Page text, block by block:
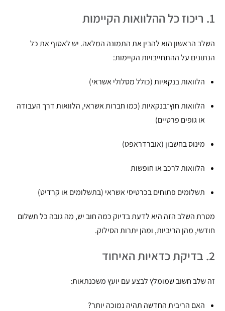
1. ריכוז כל ההלוואות הקיימות
השלב הראשון הוא להבין את התמונה המלאה. יש לאסוף את כל
הנתונים על ההתחייבויות הקיימות:
הלוואות בנקאיות (כולל מסלולי אשראי)
הלוואות חוץ־בנקאיות (כמו חברות אשראי, הלוואות דרך העבודה
או גופים פרטיים)
מינוס בחשבון (אוברדראפט)
הלוואות לרכב או חופשות
תשלומים פתוחים בכרטיסי אשראי (בתשלומים או קרדיט)
מטרת השלב הזה היא לדעת בדיוק כמה חוב יש, מה גובה כל תשלום
חודשי, מהן הריביות, ומהן יתרות הסילוק.
2. בדיקת כדאיות האיחוד
זה שלב חשוב שמומלץ לבצע עם יועץ משכנתאות:
האם הריבית החדשה תהיה נמוכה יותר?